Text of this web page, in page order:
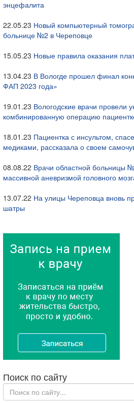
энцефалита
22.05.23 Новый компьютерный
больнице №2 в Череповце
15.05.23 Новые правила оказания
13.04.23 В Вологде прошел финал
ФАП 2023 года»
19.01.23 Вологодские врачи провели
комбинированную операцию
18.01.23 Пациентка с инсультом,
медиками, рассказала о своем
08.08.22 Врачи областной больницы
массивной аневризмой головного
13.07.22 На улицы Череповца вновь
шатры
Поиск по сайту